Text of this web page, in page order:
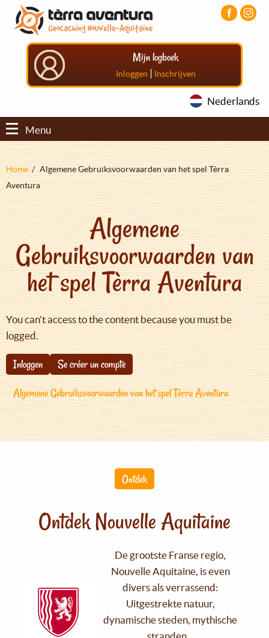
Overslaan
naar
Aller
menu
principal
Aller
pied
Mijn logboek
Inloggen | Inschrijven
Nederlands
Menu
Kruimelpad
Home
Algemene Gebruiksvoorwaarden van het spel Tèrra
Aventura
Algemene
Gebruiksvoorwaarden van
het spel Tèrra Aventura
You can't access to the content because you must be
logged.
Inloggen
Se créer un compte
Algemene Gebruiksvoorwaarden van het spel Tèrra Aventura
Ontdek
Ontdek Nouvelle Aquitaine
De grootste Franse regio,
Nouvelle Aquitaine, is even
divers als verrassend:
Uitgestrekte natuur,
dynamische steden, mythische